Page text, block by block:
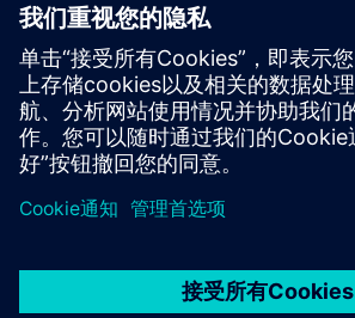
工业网络安全
Security 信息
为了保护工厂、系统、机器和网络免受
产品和解决方案仅构成此类概念的一个
的更多信息，请访问。